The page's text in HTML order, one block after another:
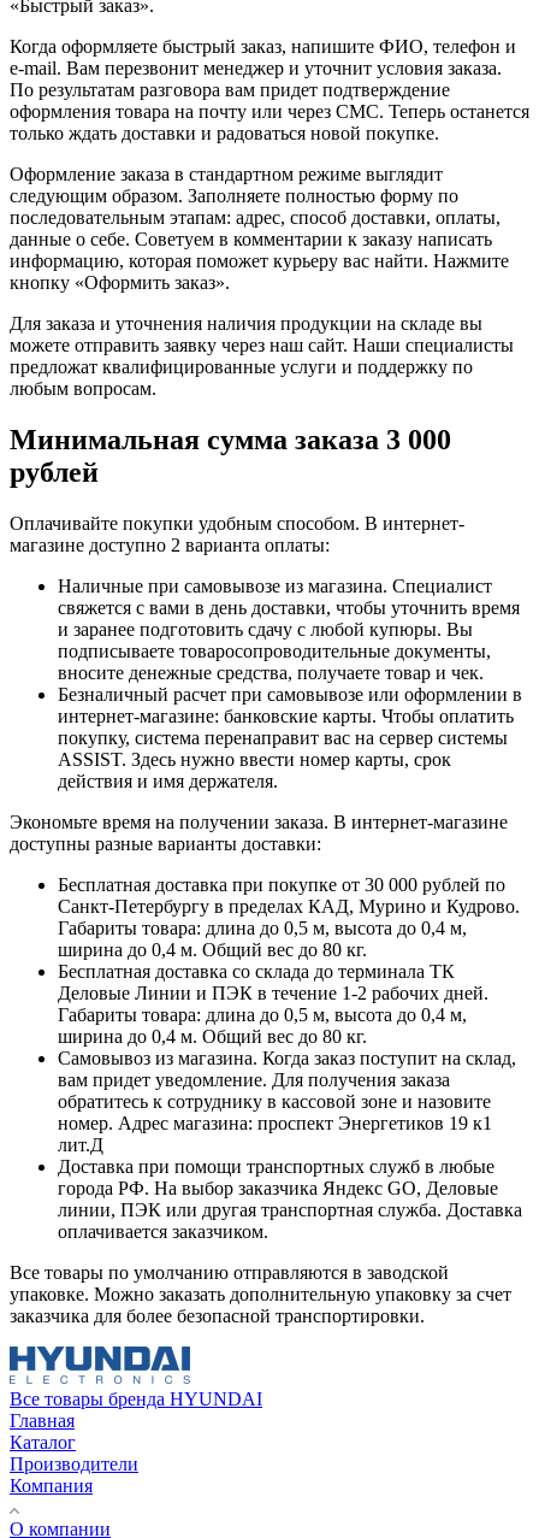
«Быстрый заказ».
Когда оформляете быстрый заказ, напишите ФИО, телефон и
e-mail. Вам перезвонит менеджер и уточнит условия заказа.
По результатам разговора вам придет подтверждение
оформления товара на почту или через СМС. Теперь останется
только ждать доставки и радоваться новой покупке.
Оформление заказа в стандартном режиме выглядит
следующим образом. Заполняете полностью форму по
последовательным этапам: адрес, способ доставки, оплаты,
данные о себе. Советуем в комментарии к заказу написать
информацию, которая поможет курьеру вас найти. Нажмите
кнопку «Оформить заказ».
Для заказа и уточнения наличия продукции на складе вы
можете отправить заявку через наш сайт. Наши специалисты
предложат квалифицированные услуги и поддержку по
любым вопросам.
Минимальная сумма заказа 3 000
рублей
Оплачивайте покупки удобным способом. В интернет-
магазине доступно 2 варианта оплаты:
Наличные при самовывозе из магазина. Специалист
свяжется с вами в день доставки, чтобы уточнить время
и заранее подготовить сдачу с любой купюры. Вы
подписываете товаросопроводительные документы,
вносите денежные средства, получаете товар и чек.
Безналичный расчет при самовывозе или оформлении в
интернет-магазине: банковские карты. Чтобы оплатить
покупку, система перенаправит вас на сервер системы
ASSIST. Здесь нужно ввести номер карты, срок
действия и имя держателя.
Экономьте время на получении заказа. В интернет-магазине
доступны разные варианты доставки:
Бесплатная доставка при покупке от 30 000 рублей по
Санкт-Петербургу в пределах КАД, Мурино и Кудрово.
Габариты товара: длина до 0,5 м, высота до 0,4 м,
ширина до 0,4 м. Общий вес до 80 кг.
Бесплатная доставка со склада до терминала ТК
Деловые Линии и ПЭК в течение 1-2 рабочих дней.
Габариты товара: длина до 0,5 м, высота до 0,4 м,
ширина до 0,4 м. Общий вес до 80 кг.
Самовывоз из магазина. Когда заказ поступит на склад,
вам придет уведомление. Для получения заказа
обратитесь к сотруднику в кассовой зоне и назовите
номер. Адрес магазина: проспект Энергетиков 19 к1
лит.Д
Доставка при помощи транспортных служб в любые
города РФ. На выбор заказчика Яндекс GO, Деловые
линии, ПЭК или другая транспортная служба. Доставка
оплачивается заказчиком.
Все товары по умолчанию отправляются в заводской
упаковке. Можно заказать дополнительную упаковку за счет
заказчика для более безопасной транспортировки.
Все товары бренда HYUNDAI
Главная
Каталог
Производители
Компания
О компании